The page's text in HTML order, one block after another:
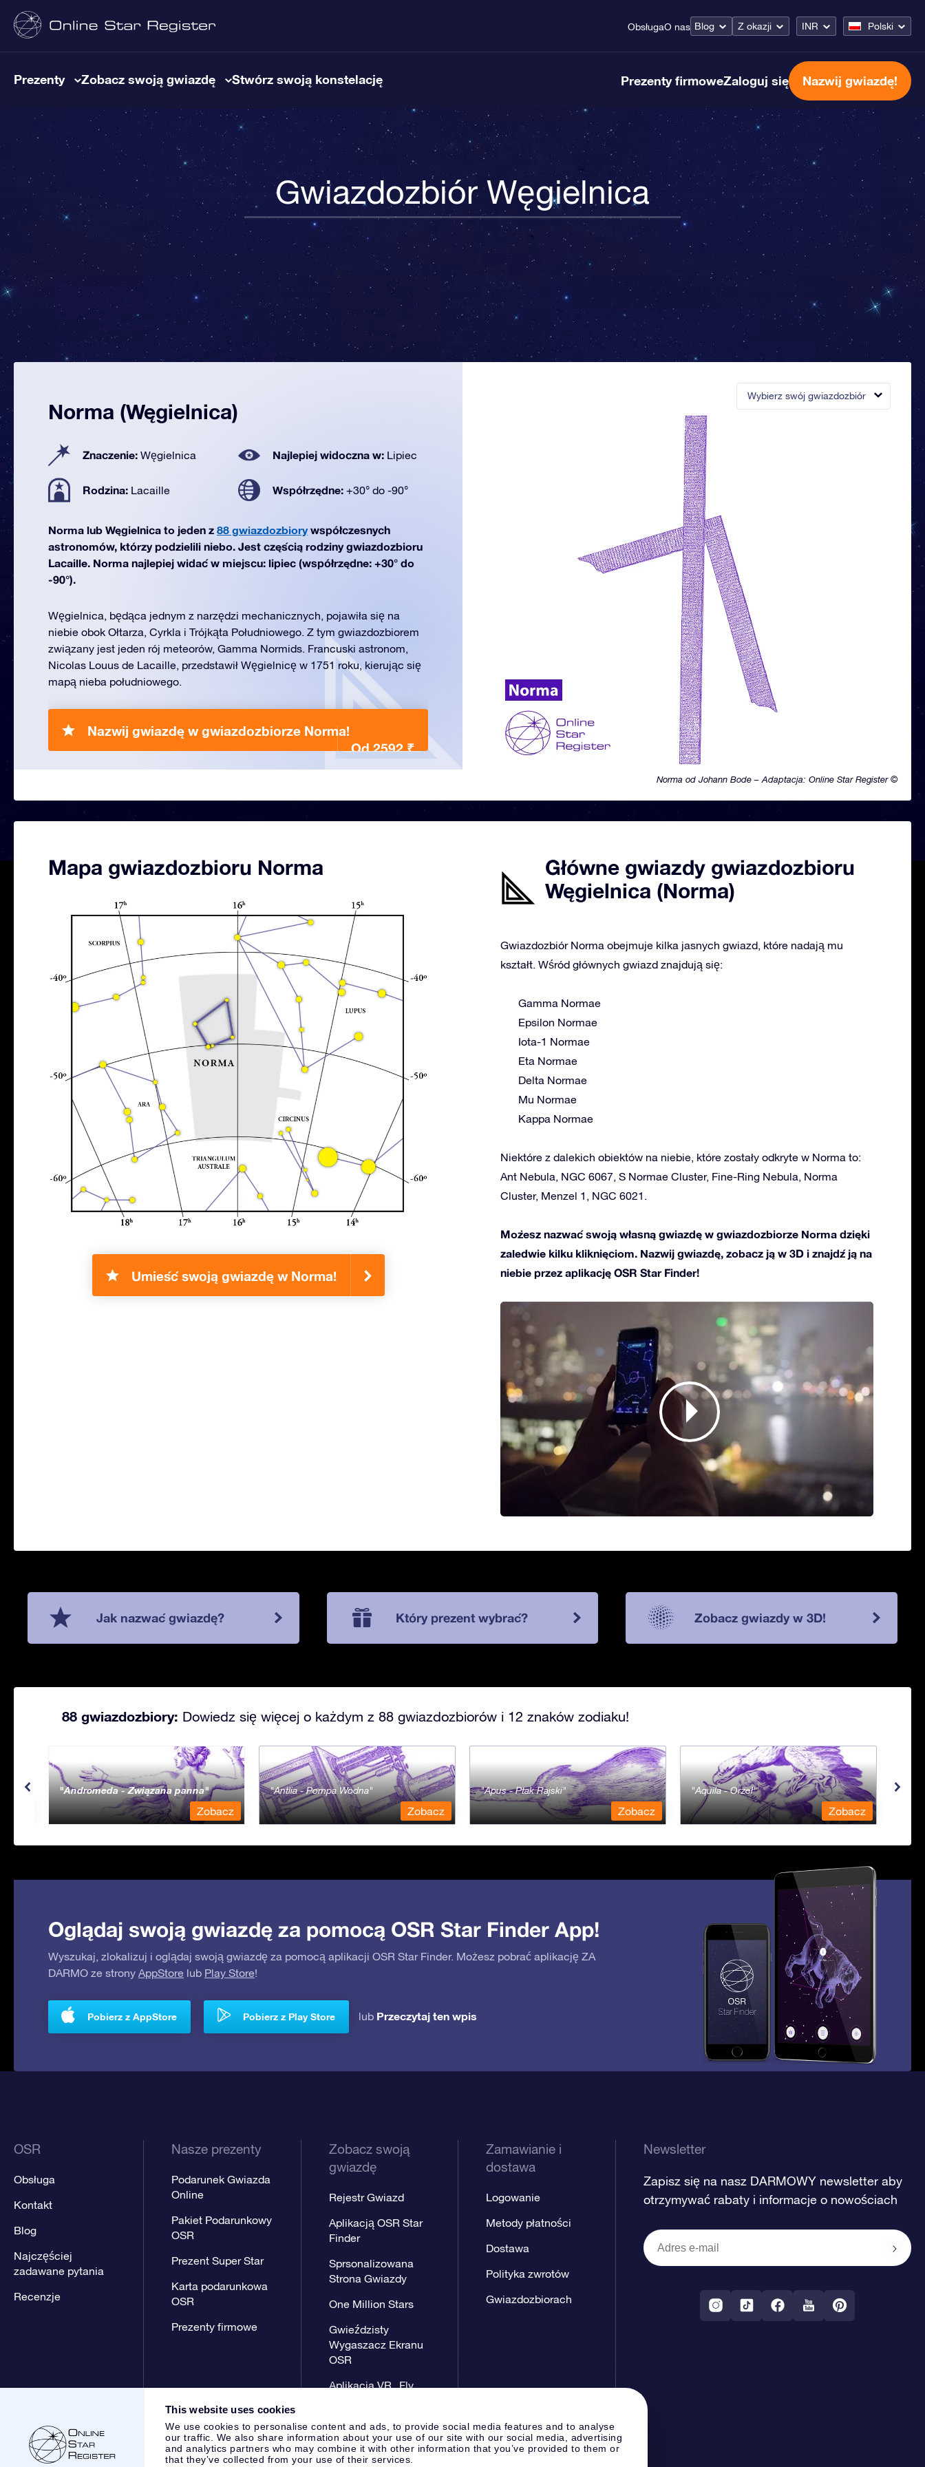
This website uses cookies
We use cookies to personalise content and ads, to provide social media features and to analyse
our traffic. We also share information about your use of our site with our social media, advertising
and analytics partners who may combine it with other information that you’ve provided to them or
that they’ve collected from your use of their services.
ObsługaO nas Blog Z okazji INR Polski
Prezenty Zobacz swoją gwiazdę Stwórz swoją konstelację Prezenty firmoweZaloguj się Nazwij gwiazdę!
Gwiazdozbiór Węgielnica
Wybierz swój gwiazdozbiór
Norma od Johann Bode – Adaptacja: Online Star Register ©
Norma (Węgielnica)
Znaczenie: Węgielnica Najlepiej widoczna w: Lipiec
Rodzina: Lacaille Współrzędne: +30° do -90°
Norma lub Węgielnica to jeden z 88 gwiazdozbiorywspółczesnych
astronomów, którzy podzielili niebo. Jest częścią rodziny gwiazdozbioru
Lacaille. Norma najlepiej widać w miejscu: lipiec (współrzędne: +30° do
-90°).
Węgielnica, będąca jednym z narzędzi mechanicznych, pojawiła się na
niebie obok Ołtarza, Cyrkla i Trójkąta Południowego. Z tym gwiazdozbiorem
związany jest jeden rój meteorów, Gamma Normids. Francuski astronom,
Nicolas Louus de Lacaille, przedstawił Węgielnicę w 1751 roku, kierując się
mapą nieba południowego.
Nazwij gwiazdę w gwiazdozbiorze Norma!
Od 2592 ₹
Mapa gwiazdozbioru Norma
Umieść swoją gwiazdę w Norma!
Główne gwiazdy gwiazdozbioru
Węgielnica (Norma)
Gwiazdozbiór Norma obejmuje kilka jasnych gwiazd, które nadają mu
kształt. Wśród głównych gwiazd znajdują się:
Gamma Normae
Epsilon Normae
Iota-1 Normae
Eta Normae
Delta Normae
Mu Normae
Kappa Normae
Niektóre z dalekich obiektów na niebie, które zostały odkryte w Norma to:
Ant Nebula, NGC 6067, S Normae Cluster, Fine-Ring Nebula, Norma
Cluster, Menzel 1, NGC 6021.
Możesz nazwać swoją własną gwiazdę w gwiazdozbiorze Norma dzięki
zaledwie kilku kliknięciom. Nazwij gwiazdę, zobacz ją w 3D i znajdź ją na
niebie przez aplikację OSR Star Finder!
Jak nazwać gwiazdę? Który prezent wybrać? Zobacz gwiazdy w 3D!
88 gwiazdozbiory: Dowiedz się więcej o każdym z 88 gwiazdozbiorów i 12 znaków zodiaku!
Andromeda - Związana panna
Zobacz
Antlia - Pompa Wodna
Zobacz
Apus - Ptak Rajski
Zobacz
Aquila - Orzeł
Zobacz
Oglądaj swoją gwiazdę za pomocą OSR Star Finder App!
Wyszukaj, zlokalizuj i oglądaj swoją gwiazdę za pomocą aplikacji OSR Star Finder. Możesz pobrać aplikację ZA
DARMO ze strony AppStore lub Play Store!
Pobierz z AppStore Pobierz z Play Store lub Przeczytaj ten wpis
OSR
Obsługa
Kontakt
Blog
Najczęściej
zadawane pytania
Recenzje
Nasze prezenty
Podarunek Gwiazda
Online
Pakiet Podarunkowy
OSR
Prezent Super Star
Karta podarunkowa
OSR
Prezenty firmowe
Zobacz swoją
gwiazdę
Rejestr Gwiazd
Aplikacją OSR Star
Finder
Sprsonalizowana
Strona Gwiazdy
One Million Stars
Gwieździsty
Wygaszacz Ekranu
OSR
Aplikacja VR „Fly
Zamawianie i
dostawa
Logowanie
Metody płatności
Dostawa
Polityka zwrotów
Gwiazdozbiorach
Newsletter
Zapisz się na nasz DARMOWY newsletter aby
otrzymywać rabaty i informacje o nowościach